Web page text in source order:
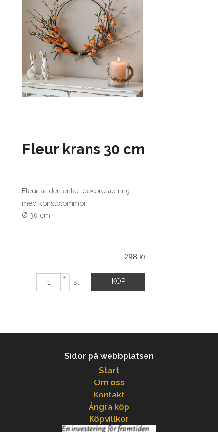
Fleur krans 30 cm
Fleur är den enkel dekorerad ring
med konstblommor
Ø 30 cm
298 kr
KÖP
st
Sidor på webbplatsen
Start
Om oss
Kontakt
Ångra köp
Köpvillkor